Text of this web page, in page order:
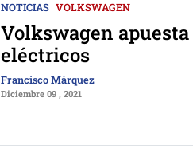
NOTICIAS VOLKSWAGEN
Volkswagen
eléctricos
Francisco Márquez
Diciembre 09 , 2021